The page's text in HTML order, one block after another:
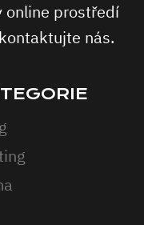
online prostředí
nás.